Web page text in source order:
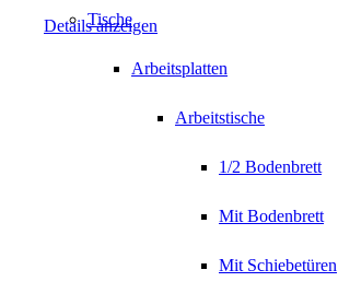
Tische
Arbeitsplatten
Arbeitstische
1/2 Bodenbrett
Mit Bodenbrett
Mit Schiebetüren
Details anzeigen